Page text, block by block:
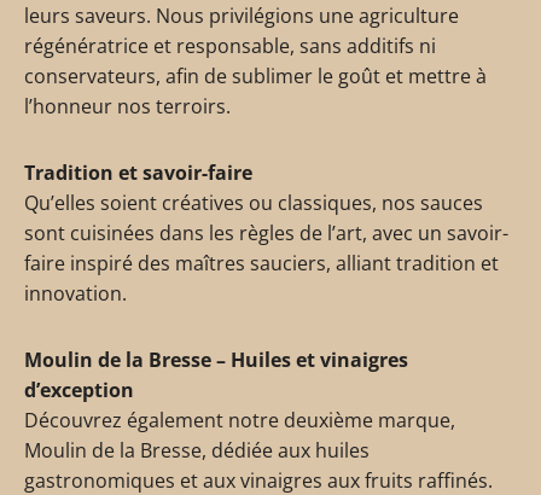
leurs saveurs. Nous privilégions une agriculture
régénératrice et responsable, sans additifs ni
conservateurs, afin de sublimer le goût et mettre à
l’honneur nos terroirs.
Tradition et savoir-faire
Qu’elles soient créatives ou classiques, nos sauces
sont cuisinées dans les règles de l’art, avec un savoir-
faire inspiré des maîtres sauciers, alliant tradition et
innovation.
Moulin de la Bresse – Huiles et vinaigres
d’exception
Découvrez également notre deuxième marque,
Moulin de la Bresse, dédiée aux huiles
gastronomiques et aux vinaigres aux fruits raffinés.